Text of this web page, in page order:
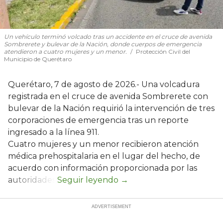
Un vehículo terminó volcado tras un accidente en el cruce de avenida
Sombrerete y bulevar de la Nación, donde cuerpos de emergencia
atendieron a cuatro mujeres y un menor.
Protección Civil del
Municipio de Querétaro
Querétaro, 7 de agosto de 2026.- Una volcadura
registrada en el cruce de avenida Sombrerete con
bulevar de la Nación requirió la intervención de tres
corporaciones de emergencia tras un reporte
ingresado a la línea 911.
Cuatro mujeres y un menor recibieron atención
médica prehospitalaria en el lugar del hecho, de
acuerdo con información proporcionada por las
autoridades.